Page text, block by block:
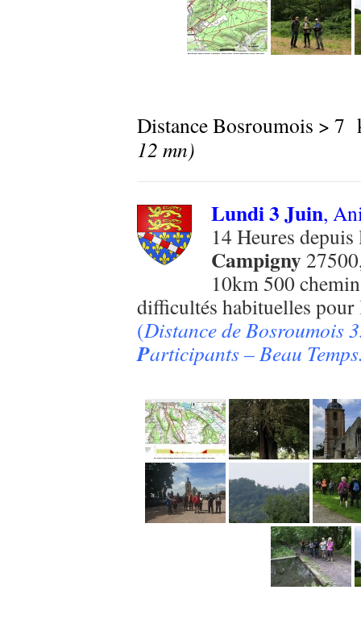
Distance Bosroumois >
12 mn)
Lundi 3 Juin,
14 Heures
Campigny
10km 500
difficultés habituelles
(Distance de Bosroumois
Participants – Beau